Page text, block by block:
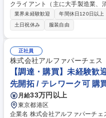
クライアント（主に大手製造業、
サプライチェーンにおける構造改
入・業務定着まで一気通貫でリードしていた
例】 ・グローバルSCMの再構築
測と在庫最適化 ・サステナブル
減） 募集職種 【調達、購買に関する何らかのご経験求む】★コンサルテ
ィング未経験歓迎★
業界未経験歓迎 年間休日120日以上
土日祝休み
服装自由
正社員
株式会社アルファパーチェス
【調達・購買】未経験歓
先開拓 / テレワーク可 購
月給33万円以上
東京都港区
企業名 株式会社アルファパーチェス 求人名 【調達・購買】未経験